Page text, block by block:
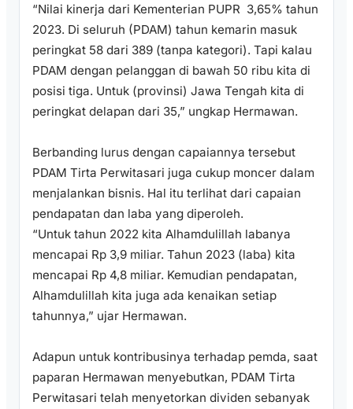
“Nilai kinerja dari Kementerian PUPR 3,65% tahun
2023. Di seluruh (PDAM) tahun kemarin masuk
peringkat 58 dari 389 (tanpa kategori). Tapi kalau
PDAM dengan pelanggan di bawah 50 ribu kita di
posisi tiga. Untuk (provinsi) Jawa Tengah kita di
peringkat delapan dari 35,” ungkap Hermawan.
Berbanding lurus dengan capaiannya tersebut
PDAM Tirta Perwitasari juga cukup moncer dalam
menjalankan bisnis. Hal itu terlihat dari capaian
pendapatan dan laba yang diperoleh.
“Untuk tahun 2022 kita Alhamdulillah labanya
mencapai Rp 3,9 miliar. Tahun 2023 (laba) kita
mencapai Rp 4,8 miliar. Kemudian pendapatan,
Alhamdulillah kita juga ada kenaikan setiap
tahunnya,” ujar Hermawan.
Adapun untuk kontribusinya terhadap pemda, saat
paparan Hermawan menyebutkan, PDAM Tirta
Perwitasari telah menyetorkan dividen sebanyak